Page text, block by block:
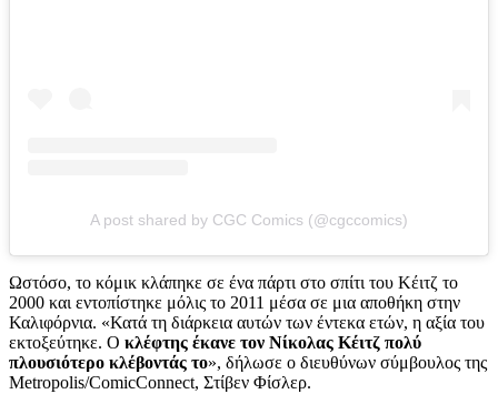
A post shared by CGC Comics (@cgccomics)
Ωστόσο, το κόμικ κλάπηκε σε ένα πάρτι στο σπίτι του Κέιτζ το
2000 και εντοπίστηκε μόλις το 2011 μέσα σε μια αποθήκη στην
Καλιφόρνια. «Κατά τη διάρκεια αυτών των έντεκα ετών, η αξία του
εκτοξεύτηκε. Ο κλέφτης έκανε τον Νίκολας Κέιτζ πολύ
πλουσιότερο κλέβοντάς το», δήλωσε ο διευθύνων σύμβουλος της
Metropolis/ComicConnect, Στίβεν Φίσλερ.